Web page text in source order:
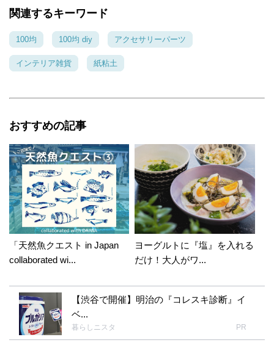
関連するキーワード
100均 100均 diy アクセサリーパーツ
インテリア雑貨 紙粘土
おすすめの記事
「天然魚クエスト in Japan
collaborated wi...
ヨーグルトに『塩』を入れる
だけ！大人がワ...
【渋谷で開催】明治の『コレスキ診断』イ
ベ...
暮らしニスタ PR